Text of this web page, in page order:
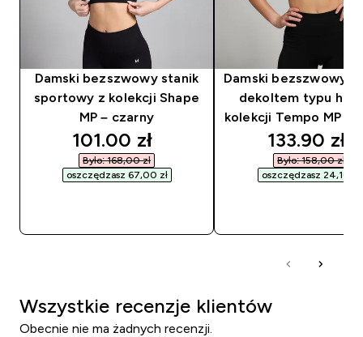
Damski bezszwowy stanik
sportowy z kolekcji Shape
MP – czarny
discounted price
101.00 zł‎
Było: 168,00 zł‎
oszczędzasz 67,00 zł‎
Damski bezszwowy
dekoltem typu
kolekcji Tempo MP –
133.90 zł‎
Było: 158,00 zł‎
oszczędzasz 24,10 zł‎
Wszystkie recenzje klientów
Obecnie nie ma żadnych recenzji.